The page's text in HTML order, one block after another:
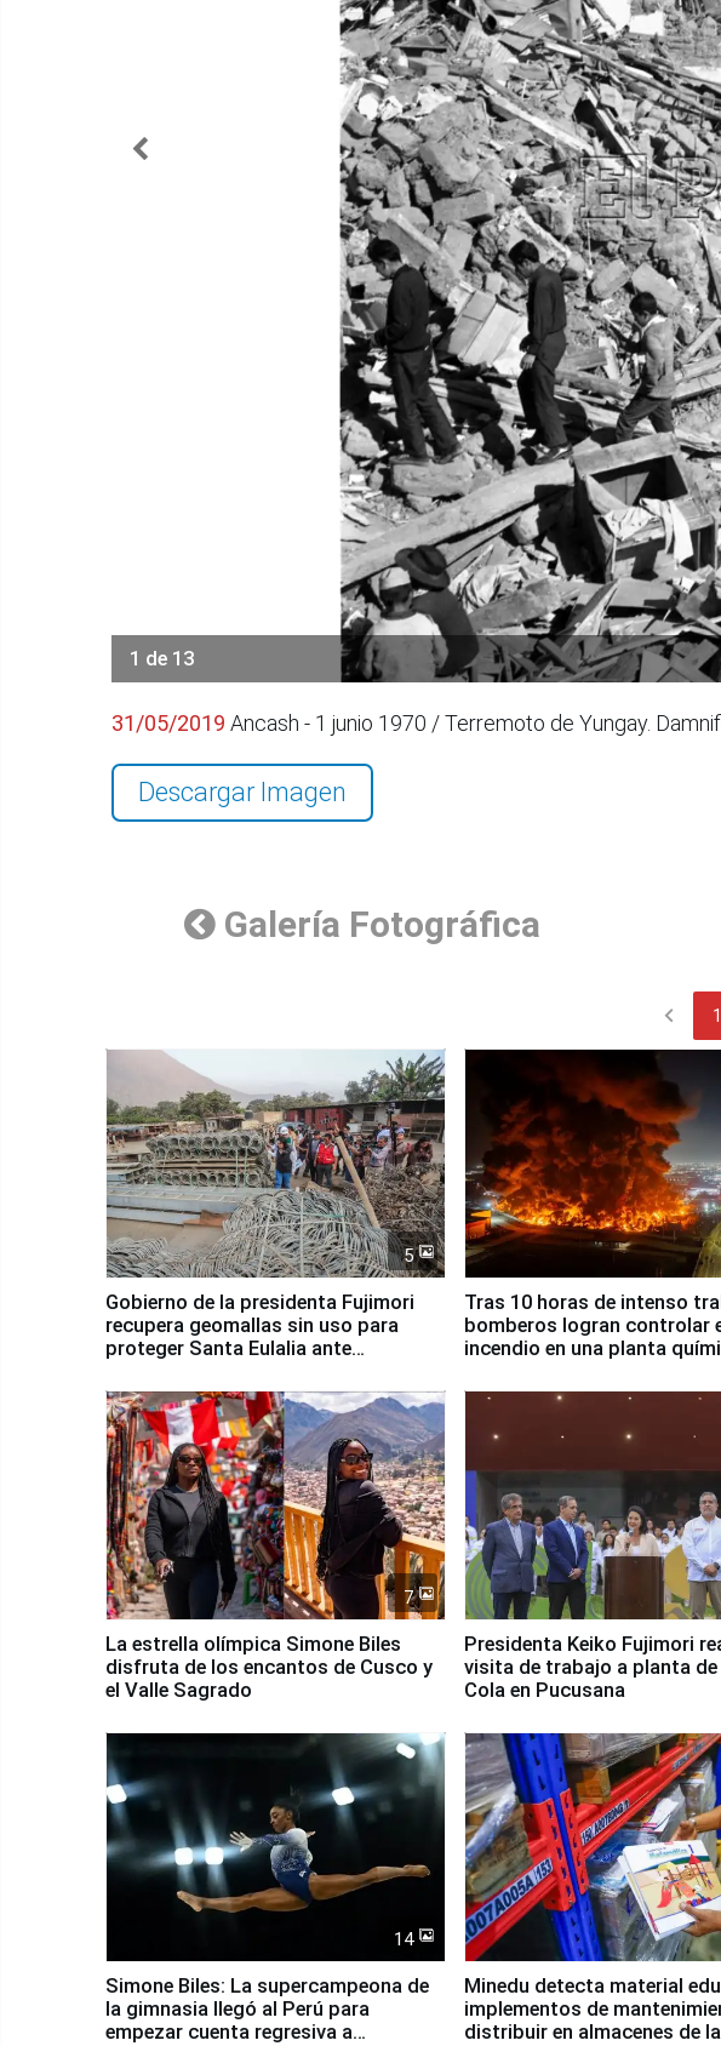
1 de 13
31/05/2019 Ancash - 1 junio 1970 / Terremoto de Yungay.
Descargar Imagen
Galería Fotográfica
chevron_left 1
5
Gobierno de la presidenta Fujimori
recupera geomallas sin uso para
proteger Santa Eulalia ante
Tras 10 horas de intenso
bomberos logran controlar
incendio en una planta
7
La estrella olímpica Simone Biles
disfruta de los encantos de Cusco y
el Valle Sagrado
Presidenta Keiko Fujimori
visita de trabajo a planta de
Cola en Pucusana
14
Simone Biles: La supercampeona de
la gimnasia llegó al Perú para
empezar cuenta regresiva a
Minedu detecta material
implementos de
distribuir en almacenes de la